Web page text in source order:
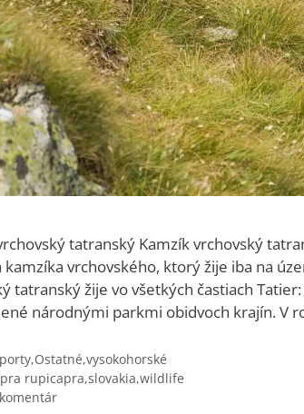
tatranský Kamzík vrchovský
vrchovského, ktorý žije iba na
tatranský žije vo všetkých častiach
národnými parkmi obidvoch krajín. V
,Ostatné,vysokohorské
rupicapra,slovakia,wildlife